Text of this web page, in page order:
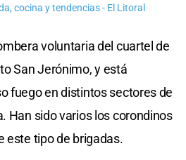
cocina y tendencias - El Litoral
voluntaria del cuartel de
San Jerónimo, y está
fuego en distintos sectores de
Han sido varios los corondinos
este tipo de brigadas.